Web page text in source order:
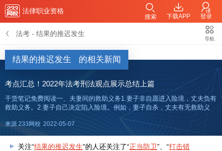
法律职业资格
下载APP 登录
搜索
法考 - 结果的推迟发生
导航
结果的推迟发生 的相关新闻
考点汇总！2022年法考刑法观点展示总结上篇
干货笔记免费阅读一、夫妻间的救助义务1.妻子非自愿进入险境，丈夫负有
救助义务。2.妻子自己决定陷入险境。例如，妻子自杀，丈夫有无救助义
务？观点展示：观点一（多数观点）：有救助义务，因为这是法律规定的
义务；观点二：没有救助义务，因为妻子作为成年人，在精神正常，没
来源 233网校 2022-05-07
关注“结果的推迟发生”的人还关注了“正当防卫”、“打击错